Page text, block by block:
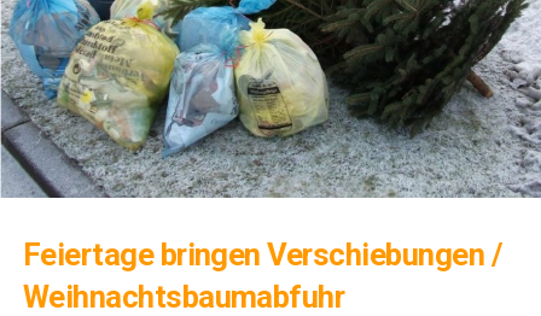
Fei­er­ta­ge brin­gen Ver­schie­bun­gen /
Weihnachtsbaumabfuhr